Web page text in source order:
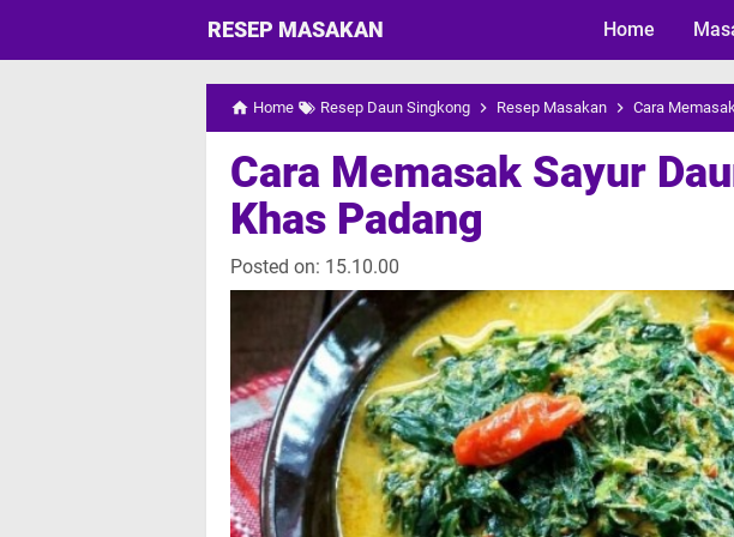
RESEP MASAKAN Home
Home Resep Daun Singkong Resep Masakan Cara
Cara Memasak Sayur
Khas Padang
Posted on: 15.10.00